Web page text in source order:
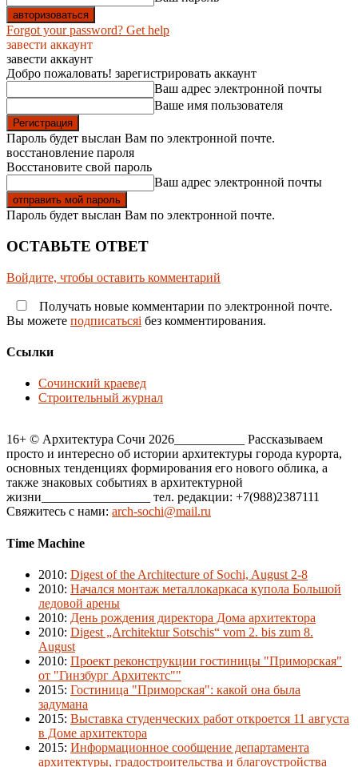
Forgot your password? Get help
завести аккаунт
завести аккаунт
Добро пожаловать! зарегистрировать аккаунт
Ваш адрес электронной почты
Ваше имя пользователя
Пароль будет выслан Вам по электронной почте.
восстановление пароля
Восстановите свой пароль
Ваш адрес электронной почты
Пароль будет выслан Вам по электронной почте.
ОСТАВЬТЕ ОТВЕТ
Войдите, чтобы оставить комментарий
Получать новые комментарии по электронной почте.
Вы можете подписатьсяi без комментирования.
Ссылки
Сочинский краевед
Строительный журнал
16+ © Архитектура Сочи 2026___________ Рассказываем
просто и интересно об истории архитектуры города курорта,
основных тенденциях формирования его нового облика, а
также знаковых событиях в архитектурной
жизни_________________ тел. редакции: +7(988)2387111
Свяжитесь с нами: arch-sochi@mail.ru
Time Machine
2010: Digest of the Architecture of Sochi, August 2-8
2010: Начался монтаж металлокаркаса купола Большой
ледовой арены
2010: День рождения директора Дома архитектора
2010: Digest „Architektur Sotschis“ vom 2. bis zum 8.
August
2010: Проект реконструкции гостиницы "Приморская"
от "Гинзбург Архитектс""
2015: Гостиница "Приморская": какой она была
задумана
2015: Выставка студенческих работ откроется 11 августа
в Доме архитектора
2015: Информационное сообщение департамента
архитектуры, градостроительства и благоустройства